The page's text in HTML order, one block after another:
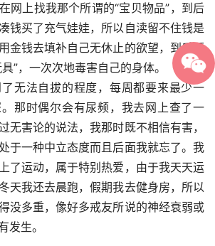
网上找我那个所谓的“宝贝物品”，到后
钱买了充气娃娃，所以自渎留不住钱是
金钱去填补自己无休止的欲望，到后面
”，一次次地毒害自己的身体。
无法自拔的程度，每周都要来最少一
那时偶尔会有尿频，我去网上查了一
无害论的说法，我那时既不相信有害，
于一种中立态度而且后面我就忘了。我
了运动，属于特别热爱，由于我天天运
天我还去晨跑，假期我去健身房，所以
没多重，像好多戒友所说的神经衰弱或
发生。